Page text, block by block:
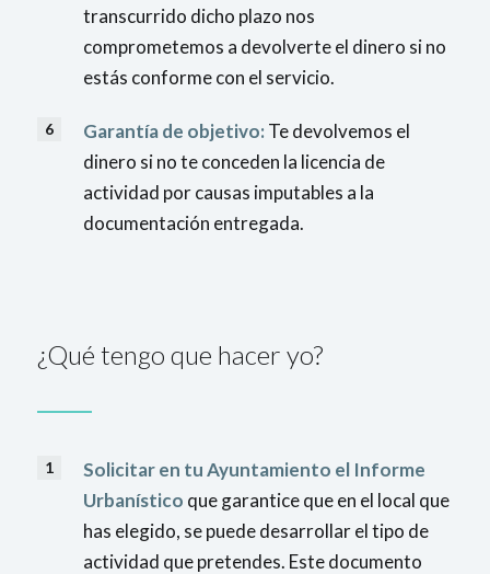
transcurrido dicho plazo nos
comprometemos a devolverte el dinero si no
estás conforme con el servicio.
Garantía de objetivo: Te devolvemos el
dinero si no te conceden la licencia de
actividad por causas imputables a la
documentación entregada.
¿Qué tengo que hacer yo?
Solicitar en tu Ayuntamiento el Informe
Urbanístico que garantice que en el local que
has elegido, se puede desarrollar el tipo de
actividad que pretendes. Este documento